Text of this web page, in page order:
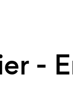
-